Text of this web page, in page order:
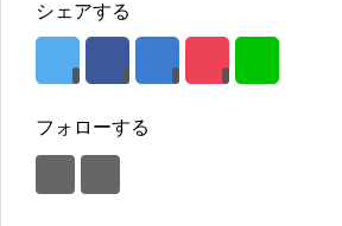
シェアする
フォローする